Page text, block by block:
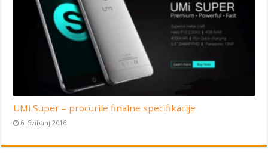
UMi Super – procurile finalne specifikacije
6. Svibanj 2016